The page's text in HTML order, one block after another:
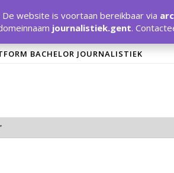
BACHELOR JOURNALISTIEK
”
website is voortaan bereikbaar via
journalistiek.gent.